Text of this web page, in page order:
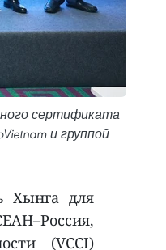
сертификата
и группой
Хынга для
(VCCI)